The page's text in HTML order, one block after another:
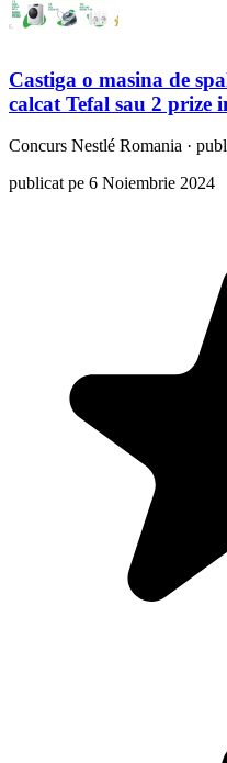
Castiga o masina de
calcat Tefal sau 2 prize
Concurs Nestlé Romania ·
publicat pe 6 Noiembrie 2024